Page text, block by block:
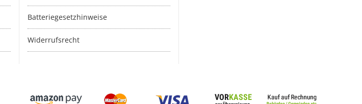
Batteriegesetzhinweise
Widerrufsrecht